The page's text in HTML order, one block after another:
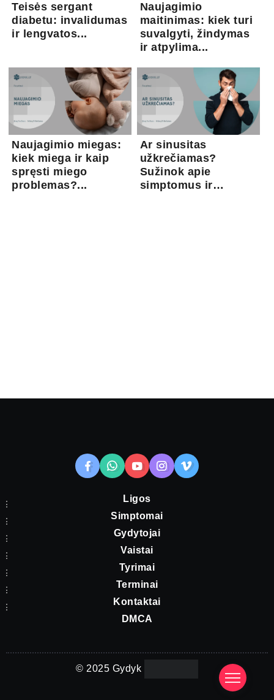
Teisės sergant
diabetu: invalidumas
ir lengvatos...
Naujagimio
maitinimas: kiek turi
suvalgyti, žindymas
ir atpylima...
Naujagimio miegas:
kiek miega ir kaip
spręsti miego
problemas?...
Ar sinusitas
užkrečiamas?
Sužinok apie
simptomus ir
Ligos
Simptomai
Gydytojai
Vaistai
Tyrimai
Terminai
Kontaktai
DMCA
© 2025 Gydyk